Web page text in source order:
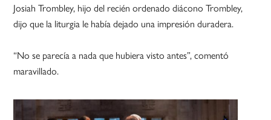
Josiah Trombley, hijo del recién ordenado diácono Trombley,
dijo que la liturgia le había dejado una impresión duradera.
“No se parecía a nada que hubiera visto antes”, comentó
maravillado.